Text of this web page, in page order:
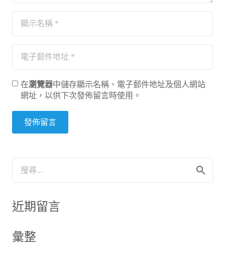
在瀏覽器中儲存顯示名稱、電子郵件地址及個人網站
網址，以供下次發佈留言時使用。
發佈留言
鍵
字:
近期留言
彙整